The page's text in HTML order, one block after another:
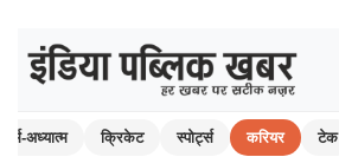
धर्म-अध्यात्म क्रिकेट स्पोर्ट्स करियर टेक